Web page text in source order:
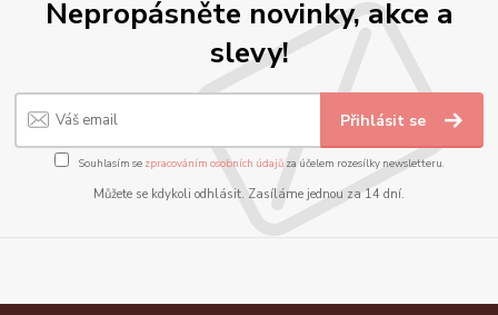
Nepropásněte novinky, akce a
slevy!
Přihlásit se
Souhlasím se zpracováním osobních údajůza účelem rozesílky newsletteru.
Můžete se kdykoli odhlásit. Zasíláme jednou za 14 dní.